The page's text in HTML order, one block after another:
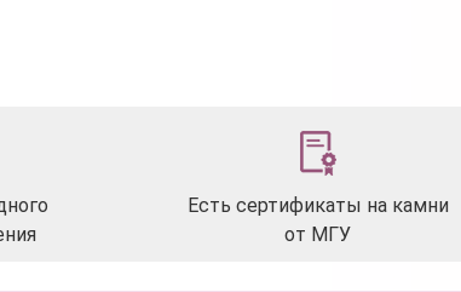
Есть сертификаты на камни
от МГУ